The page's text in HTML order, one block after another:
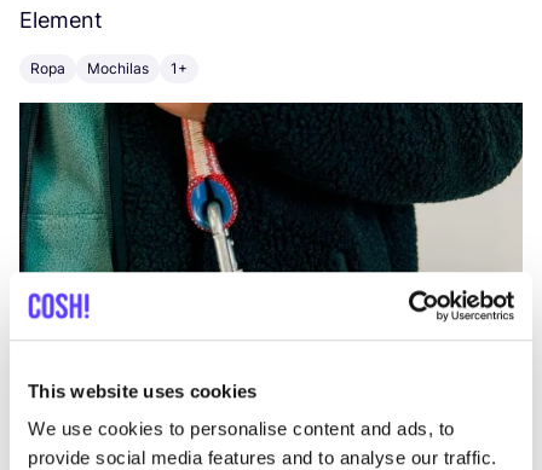
This website uses cookies
We use cookies to personalise content and ads, to
provide social media features and to analyse our traffic.
Element
Ropa Mochilas 1+